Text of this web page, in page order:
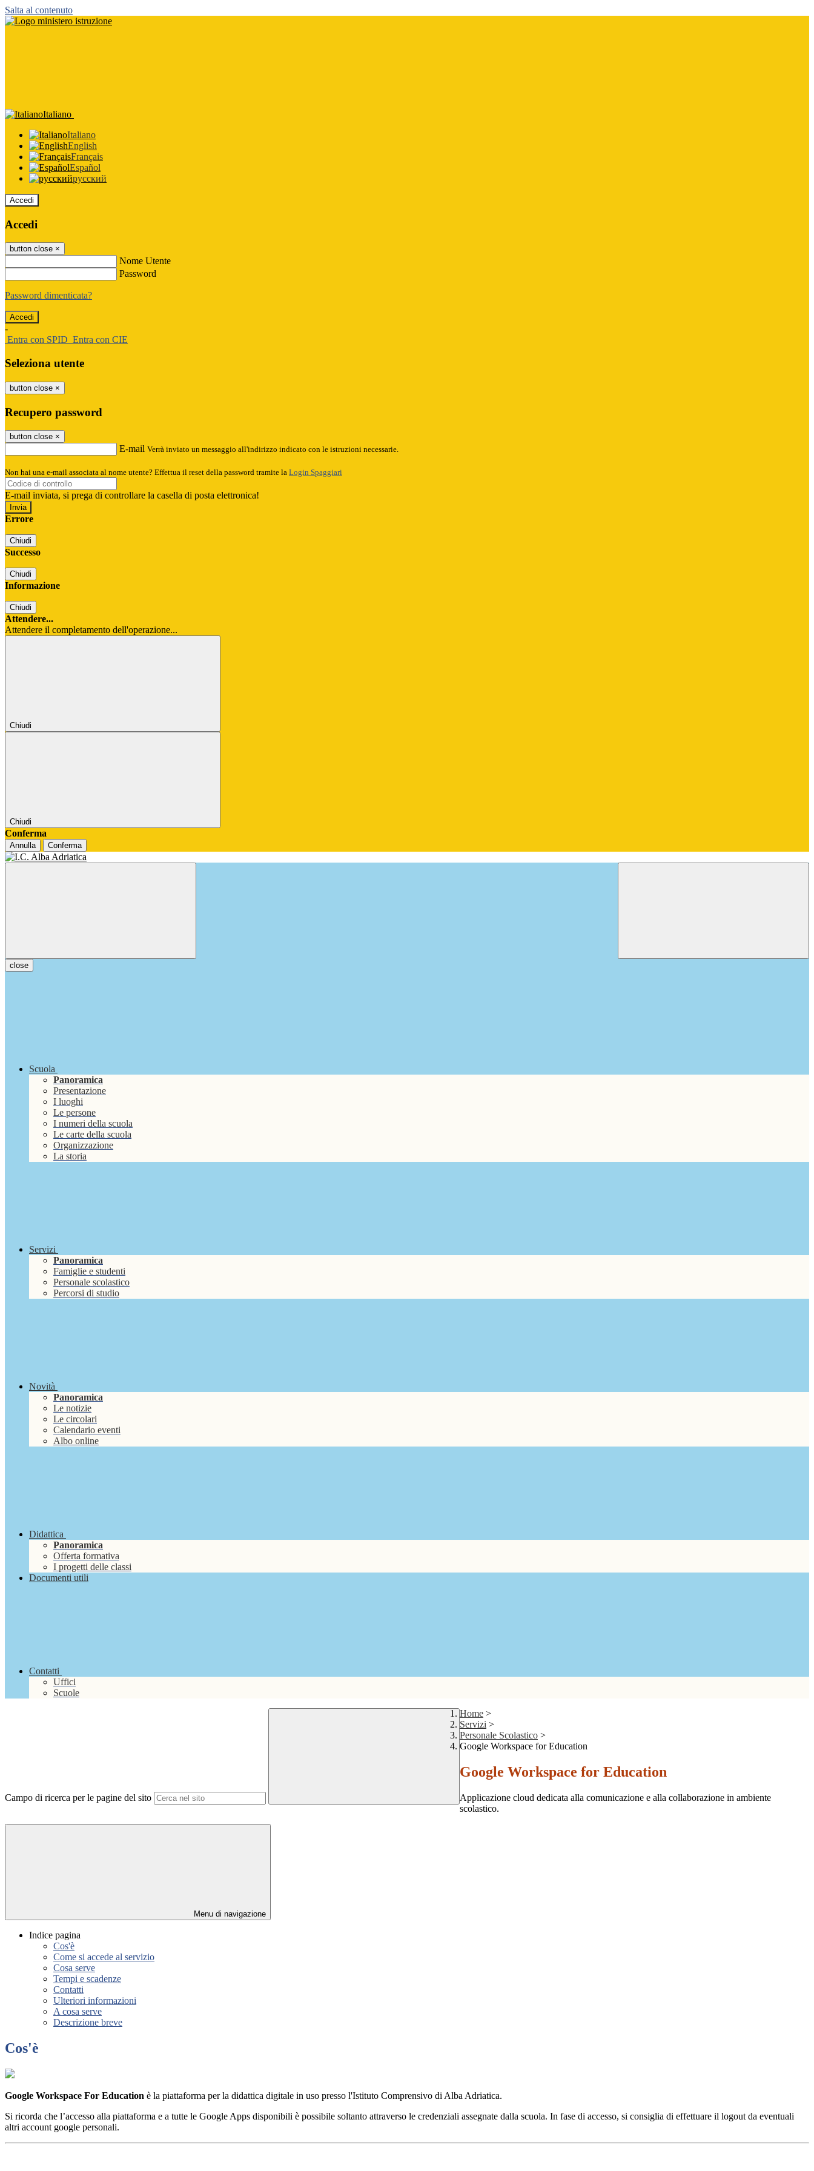
Salta al contenuto
Italiano
Italiano
English
Français
Español
русский
Accedi
Accedi
button close ×
Nome Utente
Password
Password dimenticata?
-
Entra con SPID Entra con CIE
Seleziona utente
button close ×
Recupero password
button close ×
E-mail Verrà inviato un messaggio all'indirizzo indicato con le istruzioni necessarie.
Non hai una e-mail associata al nome utente? Effettua il reset della password tramite la Login Spaggiari
E-mail inviata, si prega di controllare la casella di posta elettronica!
Errore
Chiudi
Successo
Chiudi
Informazione
Chiudi
Attendere...
Attendere il completamento dell'operazione...
Chiudi
Chiudi
Conferma
Annulla Conferma
close
Scuola
Panoramica
Presentazione
I luoghi
Le persone
I numeri della scuola
Le carte della scuola
Organizzazione
La storia
Servizi
Panoramica
Famiglie e studenti
Personale scolastico
Percorsi di studio
Novità
Panoramica
Le notizie
Le circolari
Calendario eventi
Albo online
Didattica
Panoramica
Offerta formativa
I progetti delle classi
Documenti utili
Contatti
Uffici
Scuole
Campo di ricerca per le pagine del sito
Home >
Servizi >
Personale Scolastico >
Google Workspace for Education
Google Workspace for Education
Applicazione cloud dedicata alla comunicazione e alla collaborazione in ambiente
scolastico.
Menu di navigazione
Indice pagina
Cos'è
Come si accede al servizio
Cosa serve
Tempi e scadenze
Contatti
Ulteriori informazioni
A cosa serve
Descrizione breve
Cos'è
Google Workspace For Education è la piattaforma per la didattica digitale in uso presso l'Istituto Comprensivo di Alba Adriatica.
Si ricorda che l’accesso alla piattaforma e a tutte le Google Apps disponibili è possibile soltanto attraverso le credenziali assegnate dalla scuola. In fase di accesso, si consiglia di effettuare il logout da eventuali
altri account google personali.